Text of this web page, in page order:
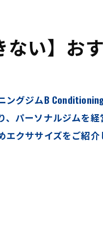
ない】お
グジムB
パーソナルジムを
クササイズをご紹介